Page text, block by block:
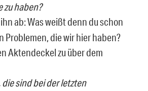
zu haben?
ab: Was weißt denn du schon
Problemen, die wir hier haben?
Aktendeckel zu über dem
die sind bei der letzten